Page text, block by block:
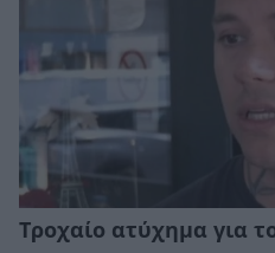
Τροχαίο ατύχημα για